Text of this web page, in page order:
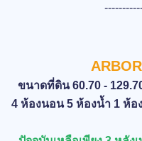
ขนาดที่ดิน 60.70 -
4 ห้องนอน 5 ห้องน้ำ 1 ห้